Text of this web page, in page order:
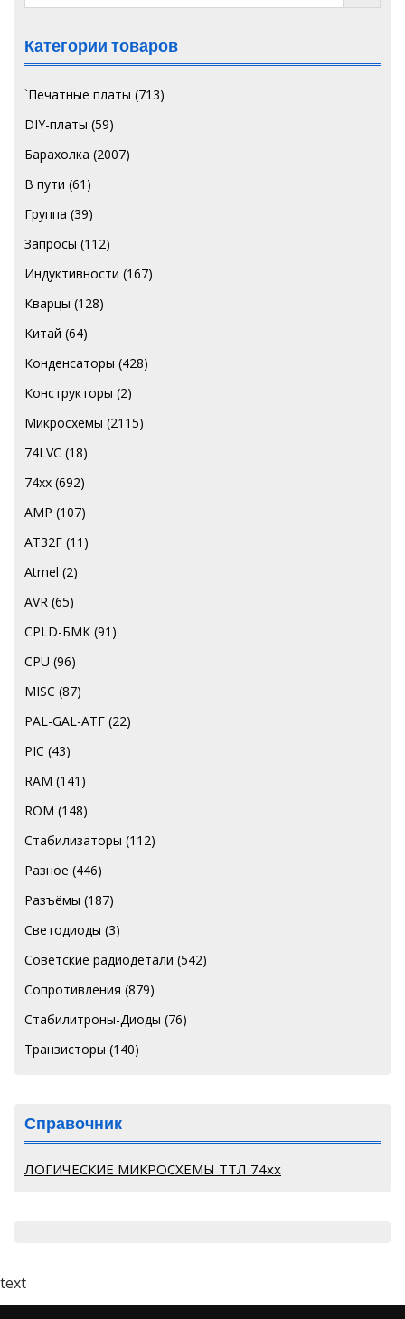
Категории товаров
`Печатные платы (713)
DIY-платы (59)
Барахолка (2007)
В пути (61)
Группа (39)
Запросы (112)
Индуктивности (167)
Кварцы (128)
Китай (64)
Конденсаторы (428)
Конструкторы (2)
Микросхемы (2115)
74LVC (18)
74хх (692)
AMP (107)
AT32F (11)
Atmel (2)
AVR (65)
CPLD-БМК (91)
CPU (96)
MISC (87)
PAL-GAL-ATF (22)
PIC (43)
RAM (141)
ROM (148)
Стабилизаторы (112)
Разное (446)
Разъёмы (187)
Светодиоды (3)
Советские радиодетали (542)
Сопротивления (879)
Стабилитроны-Диоды (76)
Транзисторы (140)
Справочник
ЛОГИЧЕСКИЕ МИКРОСХЕМЫ ТТЛ 74хх
text